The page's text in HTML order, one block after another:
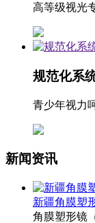
高等级视光
规范化系
青少年视力
新闻资讯
新疆角膜塑
角膜塑形镜